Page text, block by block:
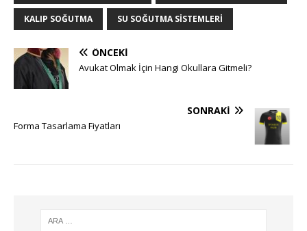
KALIP SOĞUTMA SU SOĞUTMA SISTEMLERI
ÖNCEKI
Avukat Olmak İçin Hangi Okullara Gitmeli?
SONRAKI
Forma Tasarlama Fiyatları